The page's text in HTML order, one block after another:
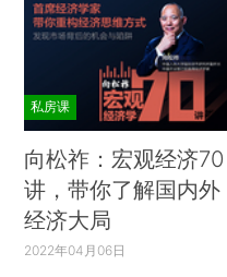
私房课
向松祚：宏观经济70
讲，带你了解国内外
经济大局
2022年04月06日